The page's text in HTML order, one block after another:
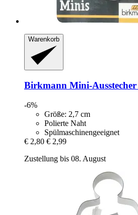
Warenkorb
Birkmann Mini-​
-6%
Größe: 2,7 cm
Polierte Naht
Spülmaschinengeeignet
€ 2,80 € 2,99
Zustellung bis 08. August